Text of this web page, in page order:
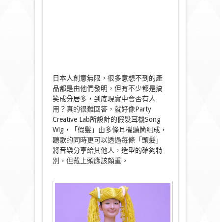
日本人創意無限，很多意想不到的產
品都是由他們發明，但有不少都是搞
笑成分居多，到底現實中會否有人
用？真的很難回答，就好像Party
Creative Lab所設計的假髮耳機Song
Wig，「假髮」由多條耳機聽筒組成，
聽歌的同時更可以透過每條「頭髮」
將音樂分享給其他人，造型的確夠特
別，但戴上頭應該頗重。